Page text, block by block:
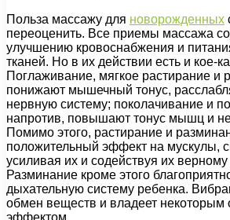
Польза массажу для новорожденных
переоценить. Все приемы массажа
улучшению кровоснабжения и
тканей. Но в их действии есть и кое-
Поглаживание, мягкое растирание и
понижают мышечный тонус,
нервную систему; поколачивание и
напротив, повышают тонус мышц и
Помимо этого, растирание и
положительный эффект на мускулы,
усиливая их и содействуя их
Разминание кроме этого
дыхательную систему ребенка.
обмен веществ и владеет